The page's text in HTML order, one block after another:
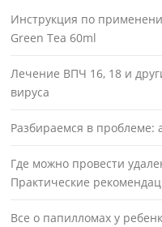
Инструкция по
Green Tea 60ml
Лечение ВПЧ 16, 18 и
вируса
Разбираемся в проблеме:
Где можно провести
Практические
Все о папилломах у